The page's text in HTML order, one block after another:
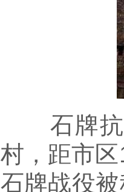
石牌抗
村，距市
石牌战役